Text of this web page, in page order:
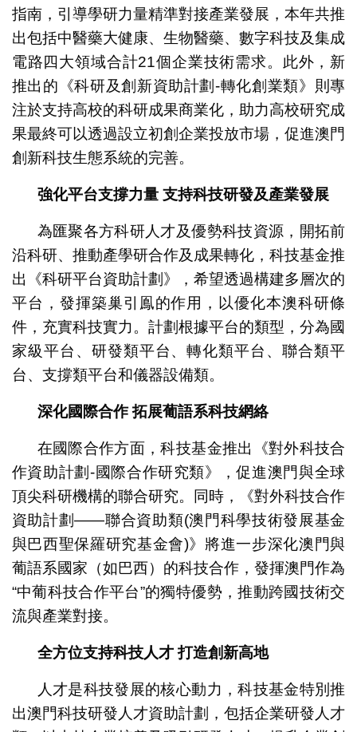
指南，引導學研力量精準對接產業發展，本年共推
出包括中醫藥大健康、生物醫藥、數字科技及集成
電路四大領域合計21個企業技術需求。此外，新
推出的《科研及創新資助計劃-轉化創業類》則專
注於支持高校的科研成果商業化，助力高校研究成
果最終可以透過設立初創企業投放市場，促進澳門
創新科技生態系統的完善。
強化平台支撐力量 支持科技研發及產業發展
為匯聚各方科研人才及優勢科技資源，開拓前
沿科研、推動產學研合作及成果轉化，科技基金推
出《科研平台資助計劃》，希望透過構建多層次的
平台，發揮築巢引鳯的作用，以優化本澳科研條
件，充實科技實力。計劃根據平台的類型，分為國
家級平台、研發類平台、轉化類平台、聯合類平
台、支撐類平台和儀器設備類。
深化國際合作 拓展葡語系科技網絡
在國際合作方面，科技基金推出《對外科技合
作資助計劃-國際合作研究類》，促進澳門與全球
頂尖科研機構的聯合研究。同時，《對外科技合作
資助計劃——聯合資助類(澳門科學技術發展基金
與巴西聖保羅研究基金會)》將進一步深化澳門與
葡語系國家（如巴西）的科技合作，發揮澳門作為
“中葡科技合作平台”的獨特優勢，推動跨國技術交
流與產業對接。
全方位支持科技人才 打造創新高地
人才是科技發展的核心動力，科技基金特別推
出澳門科技研發人才資助計劃，包括企業研發人才